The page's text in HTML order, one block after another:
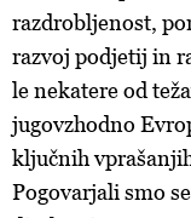
razdrobljenost,
razvoj podjetij in
le nekatere od
jugovzhodno
ključnih
Pogovarjali smo